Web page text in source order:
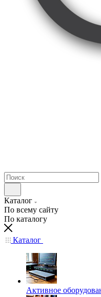
Каталог
По всему сайту
По каталогу
Каталог
Активное